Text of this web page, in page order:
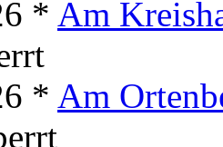
* Am
* Am